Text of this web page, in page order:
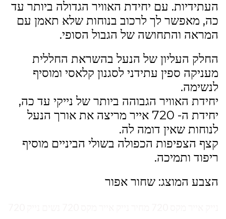
העתידיות. עם יחידת האוויר הגדולה ביותר עד
כה, מאפשר לך לרכוב בנוחות שלא תאמן עם
המראה והתחושה של הגבול הסופי.
החלק העליון של הנעל בהשראת החללית
מעניקה ספין עתידני לסגנון קלאסי ומוסיף
לנשימה.
יחידת האוויר הגבוהה ביותר של נייקי עד כה,
יחידת ה- 720 אייר מריצה את אורך הנעל
לנוחות שאין דומה לה.
קצף הצפיפות הכפולה בשולי הביניים מוסיף
ריפוד ותמיכה.
הצבע המוצג: שחור אפור